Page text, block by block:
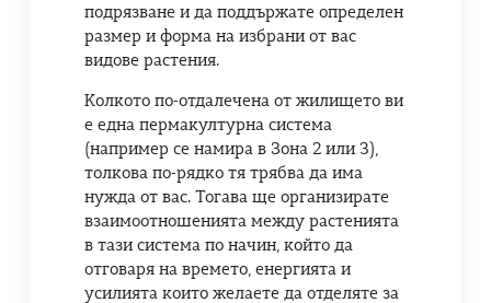
подрязване и да поддържате определен
размер и форма на избрани от вас
видове растения.
Колкото по-отдалечена от жилището ви
е една пермакултурна система
(например се намира в Зона 2 или 3),
толкова по-рядко тя трябва да има
нужда от вас. Тогава ще организирате
взаимоотношенията между растенията
в тази система по начин, който да
отговаря на времето, енергията и
усилията които желаете да отделяте за